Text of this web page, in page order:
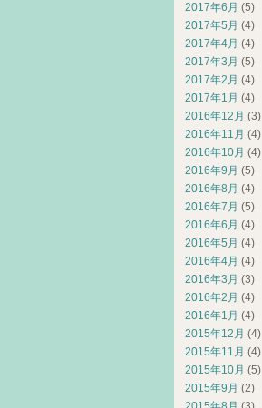
2017年6月 (5)
2017年5月 (4)
2017年4月 (4)
2017年3月 (5)
2017年2月 (4)
2017年1月 (4)
2016年12月 (3)
2016年11月 (4)
2016年10月 (4)
2016年9月 (5)
2016年8月 (4)
2016年7月 (5)
2016年6月 (4)
2016年5月 (4)
2016年4月 (4)
2016年3月 (3)
2016年2月 (4)
2016年1月 (4)
2015年12月 (4)
2015年11月 (4)
2015年10月 (5)
2015年9月 (2)